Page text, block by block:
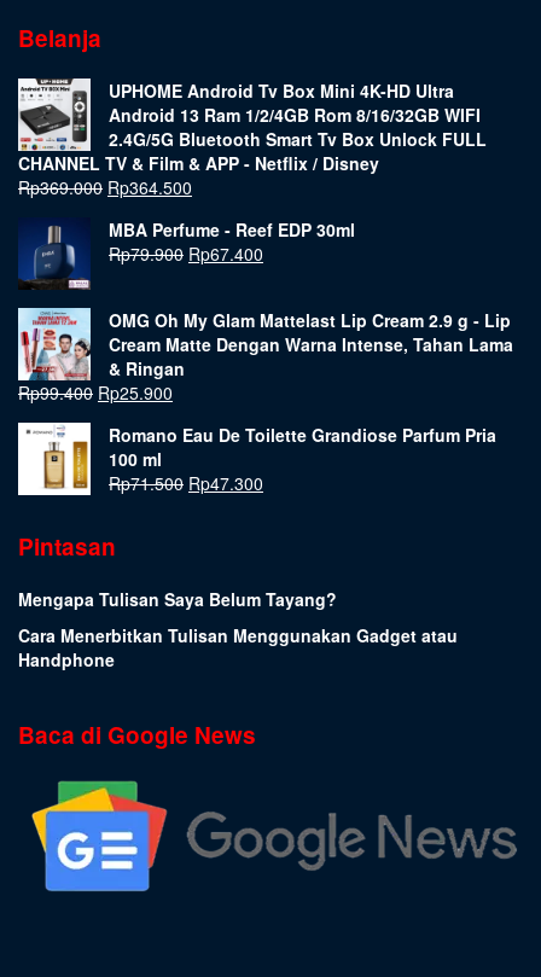
Belanja
UPHOME Android Tv Box Mini 4K-HD Ultra
Android 13 Ram 1/2/4GB Rom 8/16/32GB WIFI
2.4G/5G Bluetooth Smart Tv Box Unlock FULL
CHANNEL TV & Film & APP - Netflix / Disney
Rp369.000 Rp364.500
MBA Perfume - Reef EDP 30ml
Rp79.900 Rp67.400
OMG Oh My Glam Mattelast Lip Cream 2.9 g - Lip
Cream Matte Dengan Warna Intense, Tahan Lama
& Ringan
Rp99.400 Rp25.900
Romano Eau De Toilette Grandiose Parfum Pria
100 ml
Rp71.500 Rp47.300
Pintasan
Mengapa Tulisan Saya Belum Tayang?
Cara Menerbitkan Tulisan Menggunakan Gadget atau
Handphone
Baca di Google News